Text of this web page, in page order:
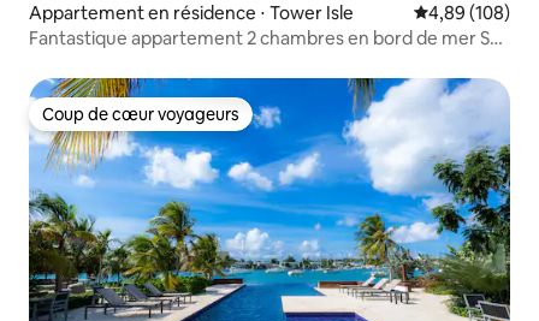
Appartement en résidence ⋅ Tower Isle Évaluation
4,89 (108)
Fantastique appartement 2 chambres en bord de mer Sea
Coup de cœur voyageurs
Coup de cœur voyageurs